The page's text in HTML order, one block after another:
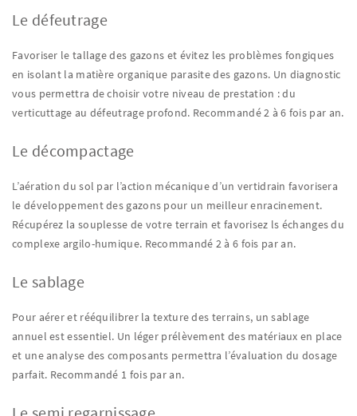
Le défeutrage
Favoriser le tallage des gazons et évitez les problèmes fongiques
en isolant la matière organique parasite des gazons. Un diagnostic
vous permettra de choisir votre niveau de prestation : du
verticuttage au défeutrage profond. Recommandé 2 à 6 fois par an.
Le décompactage
L’aération du sol par l’action mécanique d’un vertidrain favorisera
le développement des gazons pour un meilleur enracinement.
Récupérez la souplesse de votre terrain et favorisez ls échanges du
complexe argilo-humique. Recommandé 2 à 6 fois par an.
Le sablage
Pour aérer et rééquilibrer la texture des terrains, un sablage
annuel est essentiel. Un léger prélèvement des matériaux en place
et une analyse des composants permettra l’évaluation du dosage
parfait. Recommandé 1 fois par an.